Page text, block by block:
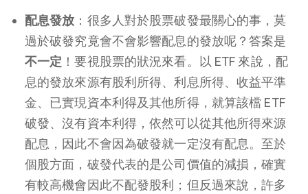
配息發放 ：很多人對於股票破發最關心的事，莫
過於破發究竟會不會影響配息的發放呢？答案是
不一定 ！要視股票的狀況來看。以 ETF 來說，配
息的發放來源有股利所得、利息所得、收益平準
金、已實現資本利得及其他所得，就算該檔 ETF
破發、沒有資本利得，依然可以從其他所得來源
配息，因此不會因為破發就一定沒有配息。至於
個股方面，破發代表的是公司價值的減損，確實
有較高機會因此不配發股利；但反過來說，許多